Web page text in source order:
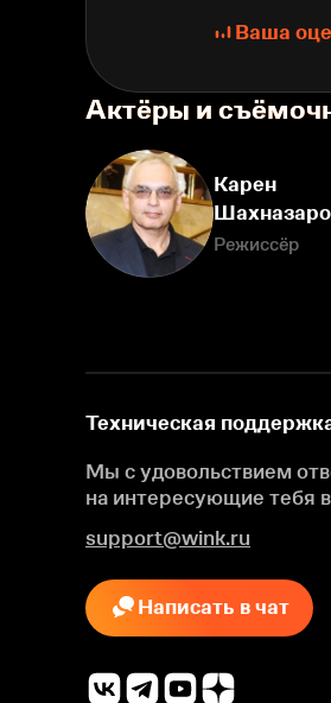
Ваша
Актёры и
Карен
Режиссёр
Техническая
Мы с удовольствием
на интересующие тебя
support@wink.ru
Написать в чат